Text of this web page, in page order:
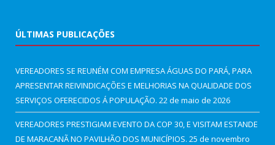
ÚLTIMAS PUBLICAÇÕES
VEREADORES SE REUNÉM COM EMPRESA ÁGUAS DO PARÁ, PARA
APRESENTAR REIVINDICAÇÕES E MELHORIAS NA QUALIDADE DOS
SERVIÇOS OFERECIDOS Á POPULAÇÃO. 22 de maio de 2026
VEREADORES PRESTIGIAM EVENTO DA COP 30, E VISITAM ESTANDE
DE MARACANÃ NO PAVILHÃO DOS MUNICÍPIOS. 25 de novembro